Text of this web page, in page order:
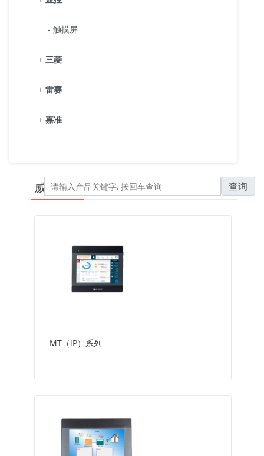
- 触摸屏
+ 三菱
+ 雷赛
+ 嘉准
威纶通 - 触摸屏 查询
MT（iP）系列